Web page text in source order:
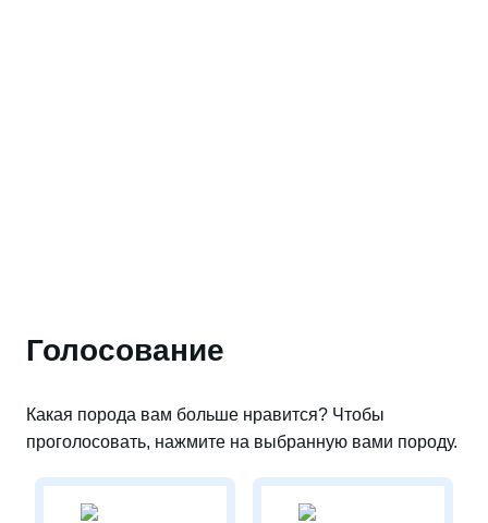
Голосование
Какая порода вам больше нравится? Чтобы
проголосовать, нажмите на выбранную вами породу.